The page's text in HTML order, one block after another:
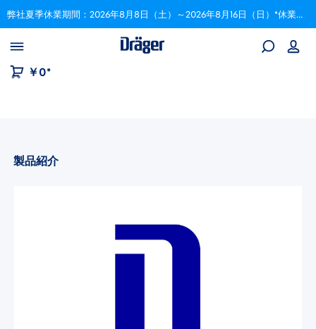
to B2B platform navigation 弊社夏季休業期間：2026年8月8日（土）～2026年8月16日（日）*休業期間中にいただいたご注文は、8月17日以降順次対応いたします。
￥0*
製品紹介
画像ギャラリーをスキップ